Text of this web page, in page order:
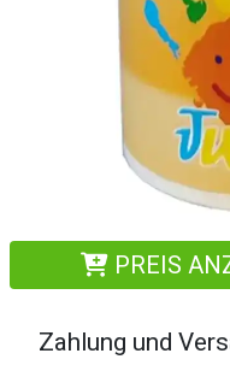
PREIS
Zahlung und